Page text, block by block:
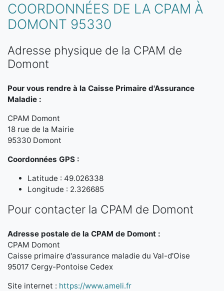
COORDONNÉES DE LA CPAM À
DOMONT 95330
Adresse physique de la CPAM de
Domont
Pour vous rendre à la Caisse Primaire d'Assurance
Maladie :
CPAM Domont
18 rue de la Mairie
95330 Domont
Coordonnées GPS :
Latitude : 49.026338
Longitude : 2.326685
Pour contacter la CPAM de Domont
Adresse postale de la CPAM de Domont :
CPAM Domont
Caisse primaire d'assurance maladie du Val-d'Oise
95017 Cergy-Pontoise Cedex
Site internet : https://www.ameli.fr